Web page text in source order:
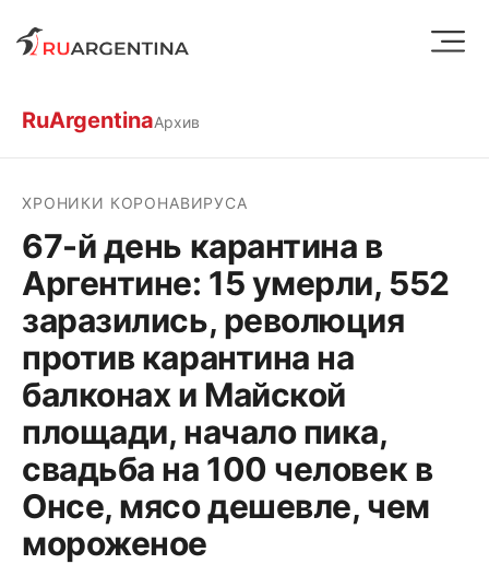
RuArgentinaАрхив
ХРОНИКИ КОРОНАВИРУСА
67-й день карантина в
Аргентине: 15 умерли, 552
заразились, революция
против карантина на
балконах и Майской
площади, начало пика,
свадьба на 100 человек в
Онсе, мясо дешевле, чем
мороженое